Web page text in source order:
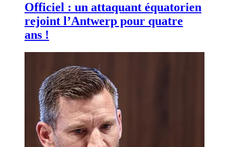
Officiel : un attaquant équatorien
rejoint l’Antwerp pour quatre
ans !